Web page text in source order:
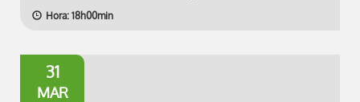
Hora: 18h00min
31
MAR